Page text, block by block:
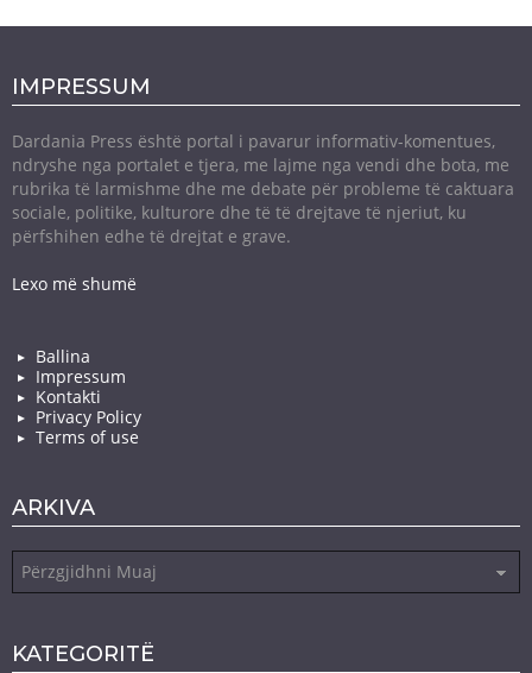
IMPRESSUM
Dardania Press është portal i pavarur informativ-komentues,
ndryshe nga portalet e tjera, me lajme nga vendi dhe bota, me
rubrika të larmishme dhe me debate për probleme të caktuara
sociale, politike, kulturore dhe të të drejtave të njeriut, ku
përfshihen edhe të drejtat e grave.
Lexo më shumë
Ballina
Impressum
Kontakti
Privacy Policy
Terms of use
ARKIVA
KATEGORITË